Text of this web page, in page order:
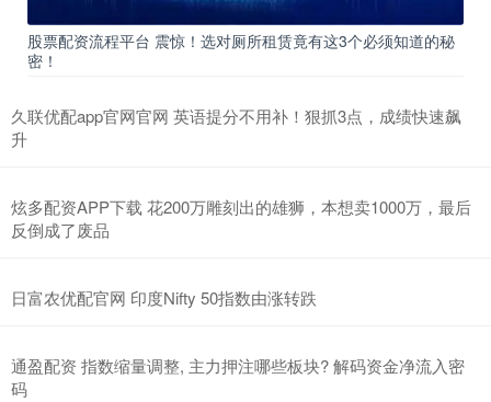
股票配资流程平台 震惊！选对厕所租赁竟有这3个必须知道的秘
密！
久联优配app官网官网 英语提分不用补！狠抓3点，成绩快速飙
升
炫多配资APP下载 花200万雕刻出的雄狮，本想卖1000万，最后
反倒成了废品
日富农优配官网 印度Nifty 50指数由涨转跌
通盈配资 指数缩量调整, 主力押注哪些板块? 解码资金净流入密
码